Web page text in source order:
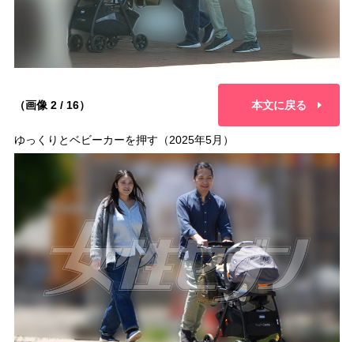
（画像 2 / 16） 本文に戻る
ゆっくりとベビーカーを押す（2025年5月）